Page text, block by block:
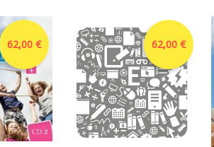
62,00 € 62,00 €